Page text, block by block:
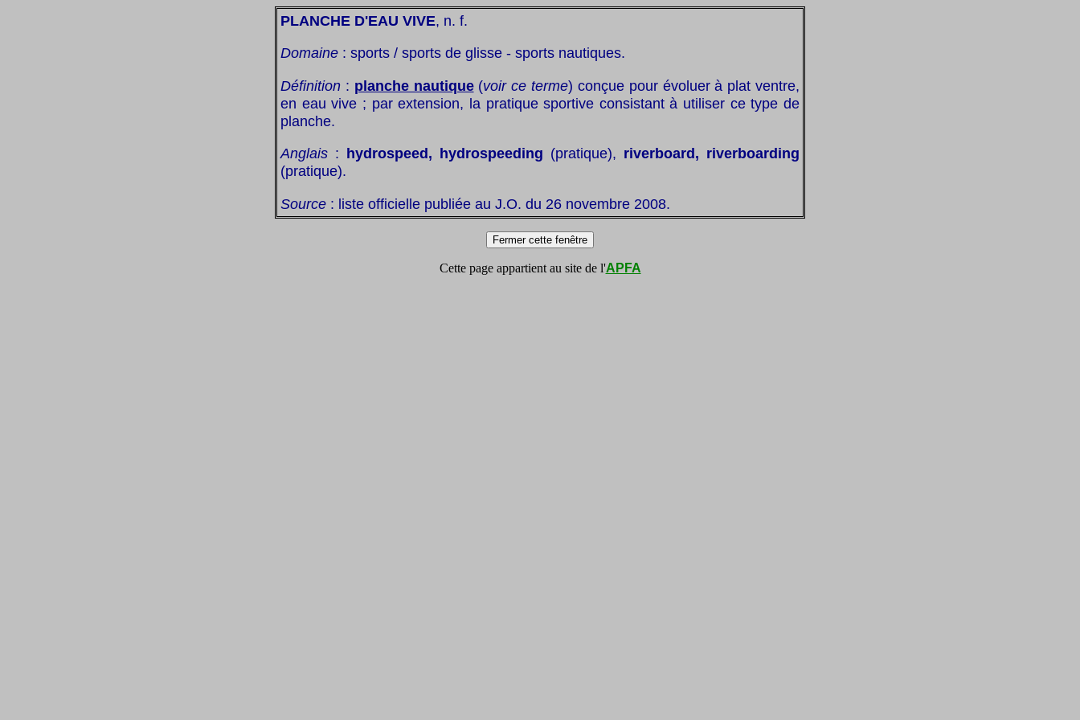
PLANCHE D'EAU VIVE, n. f.
Domaine : sports / sports de glisse - sports nautiques.
Définition : planche nautique(voir ce terme) conçue pour évoluer à plat ventre,
en eau vive ; par extension, la pratique sportive consistant à utiliser ce type de
planche.
Anglais : hydrospeed, hydrospeeding (pratique), riverboard, riverboarding
(pratique).
Source : liste officielle publiée au J.O. du 26 novembre 2008.
Cette page appartient au site de l'APFA